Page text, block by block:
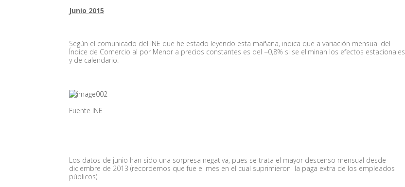
Junio 2015
Según el comunicado del INE que he estado leyendo esta mañana, indica que a variación mensual del
Índice de Comercio al por Menor a precios constantes es del −0,8% si se eliminan los efectos estacionales
y de calendario.
Fuente INE
Los datos de junio han sido una sorpresa negativa, pues se trata el mayor descenso mensual desde
diciembre de 2013 (recordemos que fue el mes en el cual suprimieron la paga extra de los empleados
públicos)